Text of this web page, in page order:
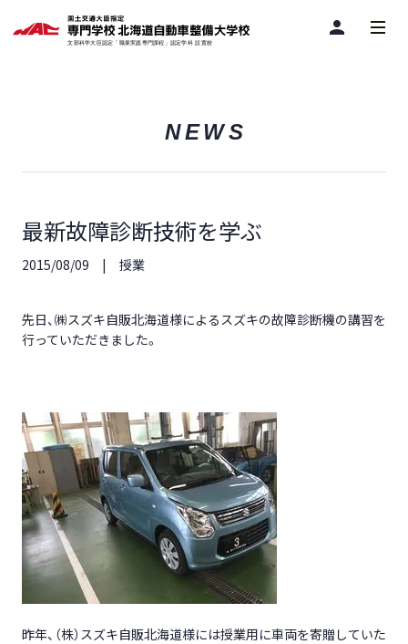
person
NEWS
最新故障診断技術を学ぶ
2015/08/09 授業
先日、㈱スズキ自販北海道様によるスズキの故障診断機の講習を
行っていただきました。
昨年、（株）スズキ自販北海道様には授業用に車両を寄贈していた